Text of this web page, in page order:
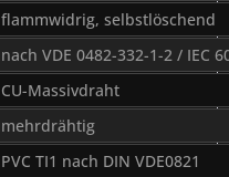
flammwidrig, selbstlöschend
nach VDE 0482-332-1-2 / IEC
CU-Massivdraht
mehrdrähtig
PVC TI1 nach DIN VDE0821